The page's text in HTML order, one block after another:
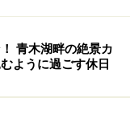
青木湖畔の絶景カ
ように過ごす休日